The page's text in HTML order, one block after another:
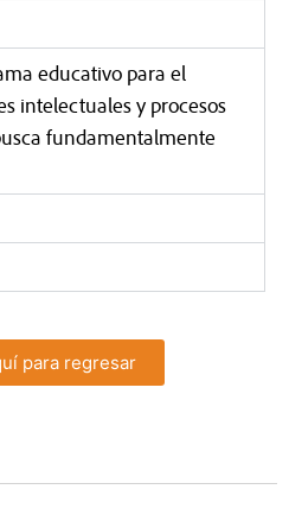
educativo para el
intelectuales y procesos
fundamentalmente
para regresar